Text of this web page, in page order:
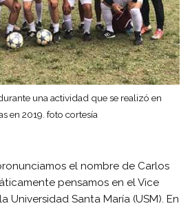
una actividad que se realizó en
en 2019. foto cortesía
el nombre de Carlos
pensamos en el Vice
Universidad Santa María (USM). En